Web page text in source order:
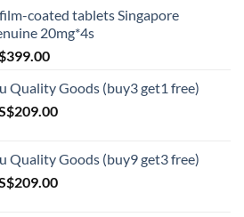
coated tablets Singapore
20mg*4s
399.00Price
S$79.00
through
Quality Goods (buy3 get1 free)
209.00Price
through
S$209.00
Quality Goods (buy9 get3 free)
209.00Price